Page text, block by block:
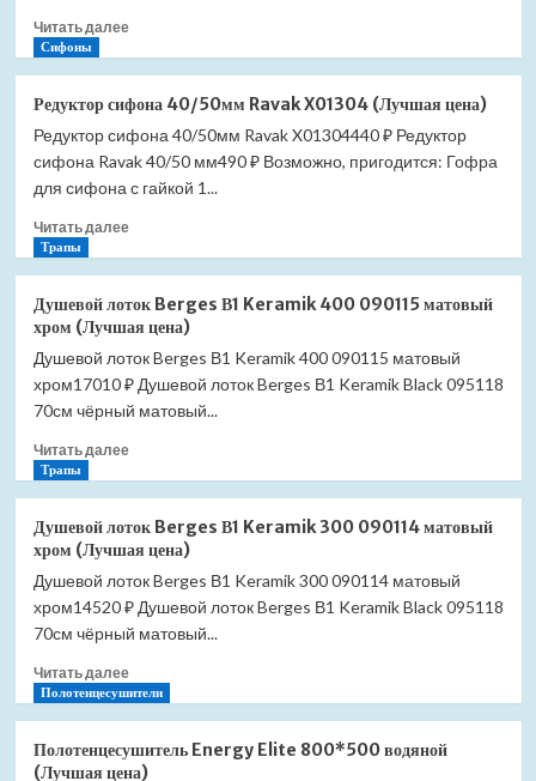
цена)
Читать далееПрочитать
Jacob
Delafon
E78297-
CP
цена)
Сифоны
Редуктор сифона 40/50мм Ravak X01304 (Лучшая цена)
Редуктор сифона 40/50мм Ravak X01304440 ₽ Редуктор
сифона Ravak 40/50 мм490 ₽ Возможно, пригодится: Гофра
для сифона с гайкой 1...
Читать далееПрочитать
сифона
40/50мм
Ravak
X01304
(Лучшая
Трапы
Душевой лоток Berges В1 Keramik 400 090115 матовый
хром (Лучшая цена)
Душевой лоток Berges В1 Keramik 400 090115 матовый
хром17010 ₽ Душевой лоток Berges В1 Keramik Black 095118
70см чёрный матовый...
Читать далееПрочитать
лоток
Berges
В1
Keramik
400
матовый
хром
(Лучшая
Трапы
Душевой лоток Berges В1 Keramik 300 090114 матовый
хром (Лучшая цена)
Душевой лоток Berges В1 Keramik 300 090114 матовый
хром14520 ₽ Душевой лоток Berges В1 Keramik Black 095118
70см чёрный матовый...
Читать далееПрочитать
больше
лоток
Полотенцесушители
Полотенцесушитель Energy Elite 800*500 водяной
(Лучшая цена)